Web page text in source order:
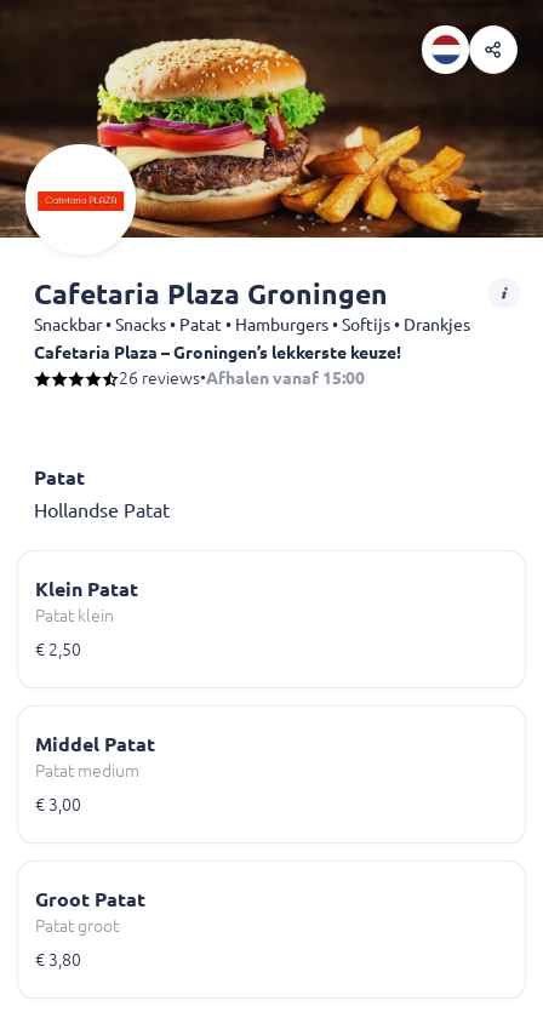
Cafetaria Plaza Groningen
Snackbar • Snacks • Patat • Hamburgers • Softijs • Drankjes
Cafetaria Plaza – Groningen’s lekkerste keuze!
Zin in écht goed eten? Bestel bij Cafetaria Plaza in Groningen! Van
26 reviews•Afhalen vanaf 15:00
Patat
Hollandse Patat
Klein Patat
Patat klein
€ 2,50
Middel Patat
Patat medium
€ 3,00
Groot Patat
Patat groot
€ 3,80